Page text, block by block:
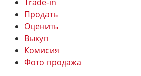
Продать
Оценить
Выкуп
Комисия
Фото продажа